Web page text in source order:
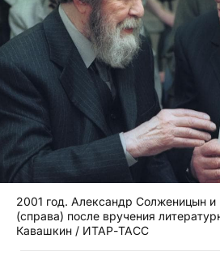
2001 год. Александр Солженицын и
(справа) после вручения
Кавашкин / ИТАР-ТАСС